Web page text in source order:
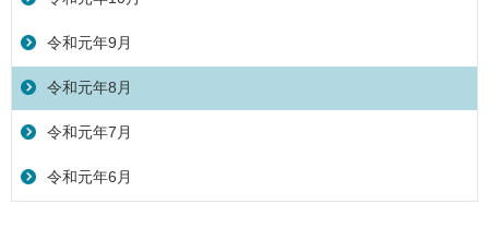
令和元年9月
令和元年8月
令和元年7月
令和元年6月